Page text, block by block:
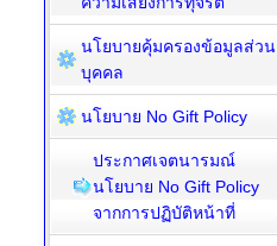
นโยบายคุ้มครองข้อมูลส่วน
บุคคล
นโยบาย No Gift Policy
ประกาศเจตนารมณ์
นโยบาย No Gift Policy
จากการปฏิบัติหน้าที่